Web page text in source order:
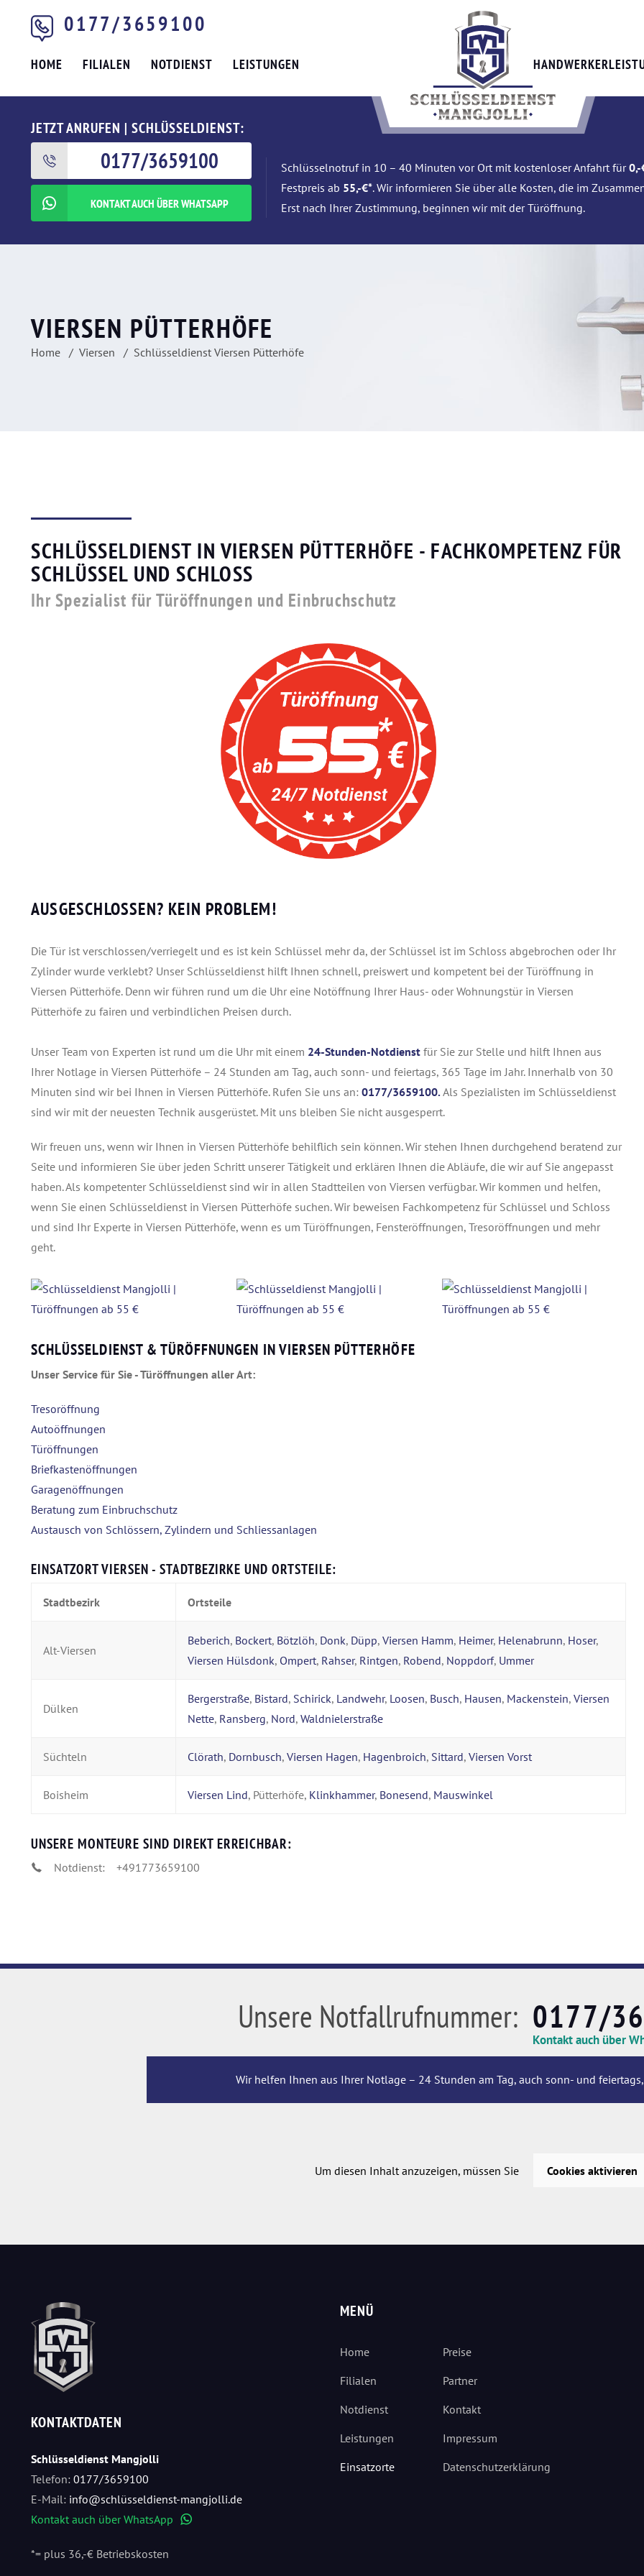
0177/3659100
HOME FILIALEN NOTDIENST LEISTUNGEN
JETZT ANRUFEN | SCHLÜSSELDIENST:
0177/3659100
KONTAKT AUCH ÜBER WHATSAPP
Schlüsselnotruf in 10 – 40 Minuten vor Ort mit kostenloser Anfahrt für0,-
Festpreis ab 55,-€*. Wir informieren Sie über alle Kosten, die im
Erst nach Ihrer Zustimmung, beginnen wir mit der Türöffnung.
VIERSEN PÜTTERHÖFE
Home Viersen Schlüsseldienst Viersen Pütterhöfe
SCHLÜSSELDIENST IN VIERSEN PÜTTERHÖFE - FACHKOMPETENZ FÜR
SCHLÜSSEL UND SCHLOSS
Ihr Spezialist für Türöffnungen und Einbruchschutz
AUSGESCHLOSSEN? KEIN PROBLEM!
Die Tür ist verschlossen/verriegelt und es ist kein Schlüssel mehr da, der Schlüssel ist im Schloss abgebrochen oder Ihr
Zylinder wurde verklebt? Unser Schlüsseldienst hilft Ihnen schnell, preiswert und kompetent bei der Türöffnung in
Viersen Pütterhöfe. Denn wir führen rund um die Uhr eine Notöffnung Ihrer Haus- oder Wohnungstür in Viersen
Pütterhöfe zu fairen und verbindlichen Preisen durch.
Unser Team von Experten ist rund um die Uhr mit einem 24-Stunden-Notdienst für Sie zur Stelle und hilft Ihnen aus
Ihrer Notlage in Viersen Pütterhöfe – 24 Stunden am Tag, auch sonn- und feiertags, 365 Tage im Jahr. Innerhalb von 30
Minuten sind wir bei Ihnen in Viersen Pütterhöfe. Rufen Sie uns an: 0177/3659100.Als Spezialisten im Schlüsseldienst
sind wir mit der neuesten Technik ausgerüstet. Mit uns bleiben Sie nicht ausgesperrt.
Wir freuen uns, wenn wir Ihnen in Viersen Pütterhöfe behilflich sein können. Wir stehen Ihnen durchgehend beratend zur
Seite und informieren Sie über jeden Schritt unserer Tätigkeit und erklären Ihnen die Abläufe, die wir auf Sie angepasst
haben. Als kompetenter Schlüsseldienst sind wir in allen Stadtteilen von Viersen verfügbar. Wir kommen und helfen,
wenn Sie einen Schlüsseldienst in Viersen Pütterhöfe suchen. Wir beweisen Fachkompetenz für Schlüssel und Schloss
und sind Ihr Experte in Viersen Pütterhöfe, wenn es um Türöffnungen, Fensteröffnungen, Tresoröffnungen und mehr
geht.
SCHLÜSSELDIENST & TÜRÖFFNUNGEN IN VIERSEN PÜTTERHÖFE
Unser Service für Sie - Türöffnungen aller Art:
Tresoröffnung
Autoöffnungen
Türöffnungen
Briefkastenöffnungen
Garagenöffnungen
Beratung zum Einbruchschutz
Austausch von Schlössern, Zylindern und Schliessanlagen
EINSATZORT VIERSEN - STADTBEZIRKE UND ORTSTEILE:
Stadtbezirk Ortsteile
Alt-Viersen
Beberich, Bockert, Bötzlöh, Donk, Düpp, Viersen Hamm, Heimer, Helenabrunn, Hoser,
Viersen Hülsdonk, Ompert, Rahser, Rintgen, Robend, Noppdorf, Ummer
Dülken
Bergerstraße, Bistard, Schirick, Landwehr, Loosen, Busch, Hausen, Mackenstein, Viersen
Nette, Ransberg, Nord, Waldnielerstraße
Süchteln Clörath, Dornbusch, Viersen Hagen, Hagenbroich, Sittard, Viersen Vorst
Boisheim Viersen Lind, Pütterhöfe, Klinkhammer, Bonesend, Mauswinkel
UNSERE MONTEURE SIND DIREKT ERREICHBAR:
Notdienst: +491773659100
Unsere Notfallrufnummer: 0177/
Kontakt auch über
Wir helfen Ihnen aus Ihrer Notlage – 24 Stunden am Tag, auch sonn- und feiertags,
Um diesen Inhalt anzuzeigen, müssen Sie Cookies aktivieren
KONTAKTDATEN
Schlüsseldienst Mangjolli
Telefon: 0177/3659100
E-Mail: info@schlüsseldienst-mangjolli.de
Kontakt auch über WhatsApp
*= plus 36,-€ Betriebskosten
MENÜ
Home
Filialen
Notdienst
Leistungen
Einsatzorte
Preise
Partner
Kontakt
Impressum
Datenschutzerklärung